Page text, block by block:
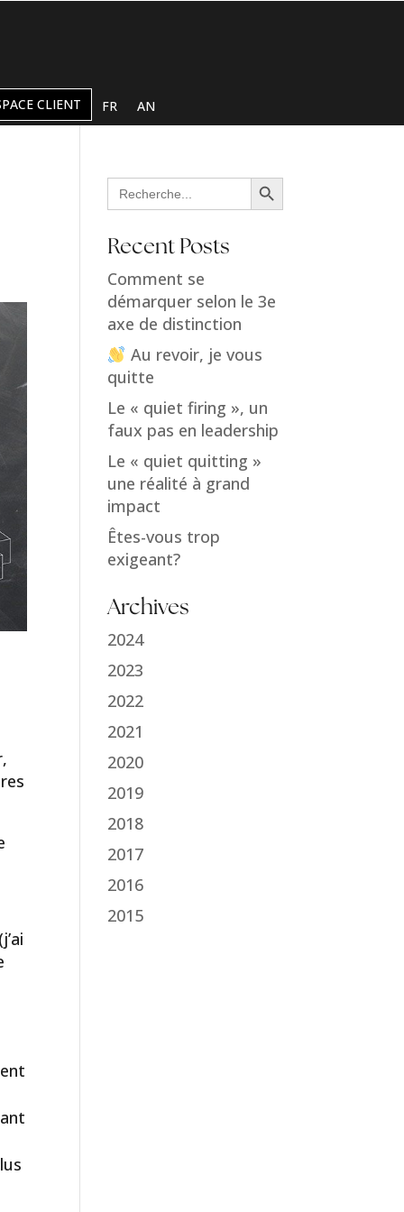
CLIENT FR AN
Search
for:
Search Button
Recent Posts
Comment se
démarquer selon le 3e
axe de distinction
Au revoir, je vous
quitte
Le « quiet firing », un
faux pas en leadership
Le « quiet quitting »
une réalité à grand
impact
Êtes-vous trop
exigeant?
Archives
2024
2023
2022
2021
2020
2019
2018
2017
2016
2015